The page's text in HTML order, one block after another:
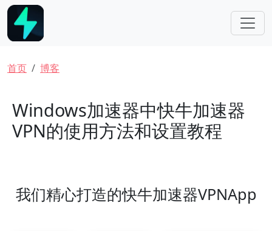
跳转到主要内容
面包屑
首页 博客
Windows加速器中快牛加速器
VPN的使用方法和设置教程
我们精心打造的快牛加速器VPNApp